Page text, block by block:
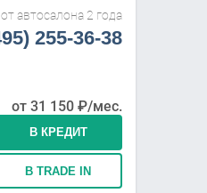
автосалона 2 года
255-36-38
от 31 150₽/мес.
В КРЕДИТ
В TRADE IN